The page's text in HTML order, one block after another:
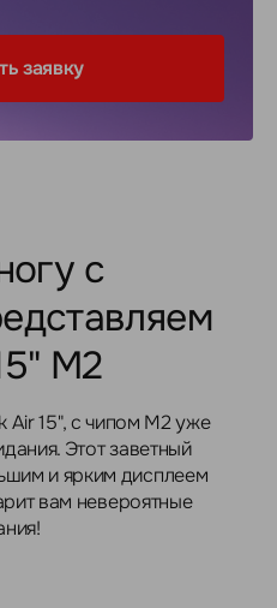
заявку
с
M2
Air 15", с чипом M2 уже
Этот заветный
и ярким дисплеем
вам невероятные